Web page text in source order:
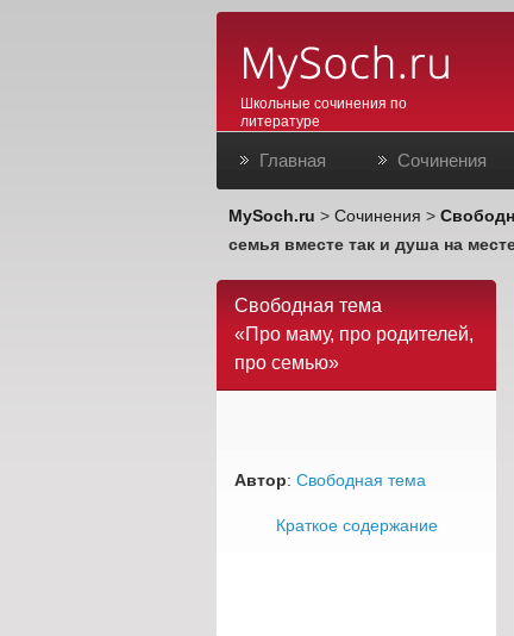
Школьные сочинения по
литературе
Главная Сочинения
MySoch.ru > Сочинения >
семья вместе так и душа на
Свободная тема
«Про маму, про родителей,
про семью»
Автор: Свободная тема
Краткое содержание